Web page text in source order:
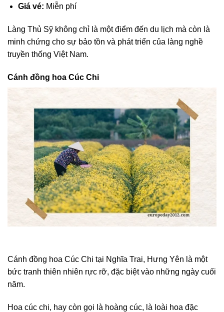
Giá vé: Miễn phí
Làng Thủ Sỹ không chỉ là một điểm đến du lịch mà còn là
minh chứng cho sự bảo tồn và phát triển của làng nghề
truyền thống Việt Nam.
Cánh đồng hoa Cúc Chi
Cánh đồng hoa Cúc Chi tại Nghĩa Trai, Hưng Yên là một
bức tranh thiên nhiên rực rỡ, đặc biệt vào những ngày cuối
năm.
Hoa cúc chi, hay còn gọi là hoàng cúc, là loài hoa đặc